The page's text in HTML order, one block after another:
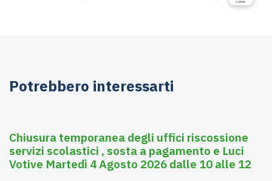
Potrebbero interessarti
Chiusura temporanea degli uffici riscossione
servizi scolastici , sosta a pagamento e Luci
Votive Martedì 4 Agosto 2026 dalle 10 alle 12